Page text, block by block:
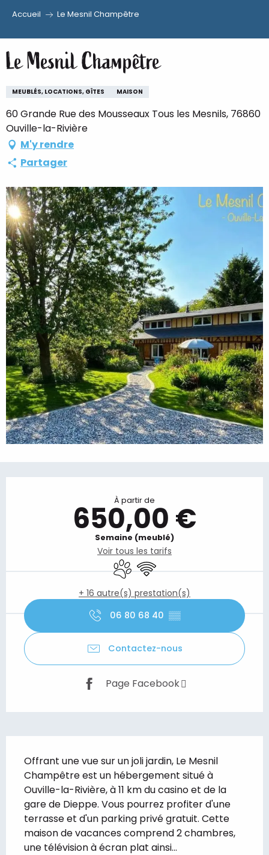
au
contenu
principal
Accueil Le Mesnil Champêtre
Le Mesnil Champêtre
MEUBLÉS, LOCATIONS, GÎTES MAISON
60 Grande Rue des Mousseaux Tous les Mesnils, 76860
Ouville-la-Rivière
M'y rendre
Partager
À partir de
650,00 €
Semaine (meublé)
Voir tous les tarifs
Animaux acceptés
WiFi
+ 16 autre(s) prestation(s)
06 80 68 40 ▒▒
Contactez-nous
Page Facebook
Offrant une vue sur un joli jardin, Le Mesnil
Champêtre est un hébergement situé à
Ouville-la-Rivière, à 11 km du casino et de la
gare de Dieppe. Vous pourrez profiter d'une
terrasse et d'un parking privé gratuit. Cette
maison de vacances comprend 2 chambres,
une télévision à écran plat ainsi...